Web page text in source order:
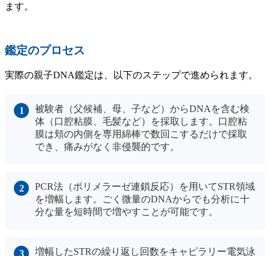
ます。
鑑定のプロセス
実際の親子DNA鑑定は、以下のステップで進められます。
被験者（父候補、母、子など）からDNAを含む検
体（口腔粘膜、毛髪など）を採取します。口腔粘
膜は頬の内側を専用綿棒で数回こするだけで採取
でき、痛みがなく非侵襲的です。
PCR法（ポリメラーゼ連鎖反応）を用いてSTR領域
を増幅します。ごく微量のDNAからでも分析に十
分な量を短時間で増やすことが可能です。
増幅したSTRの繰り返し回数をキャピラリー電気泳